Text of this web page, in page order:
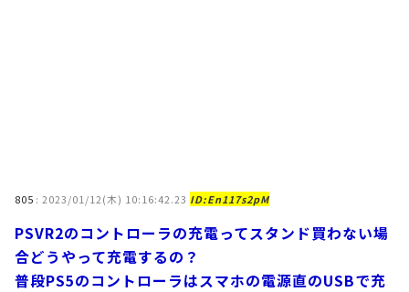
805 : 2023/01/12(木) 10:16:42.23 ID:En117s2pM
PSVR2のコントローラの充電ってスタンド買わない場
合どうやって充電するの？
普段PS5のコントローラはスマホの電源直のUSBで充